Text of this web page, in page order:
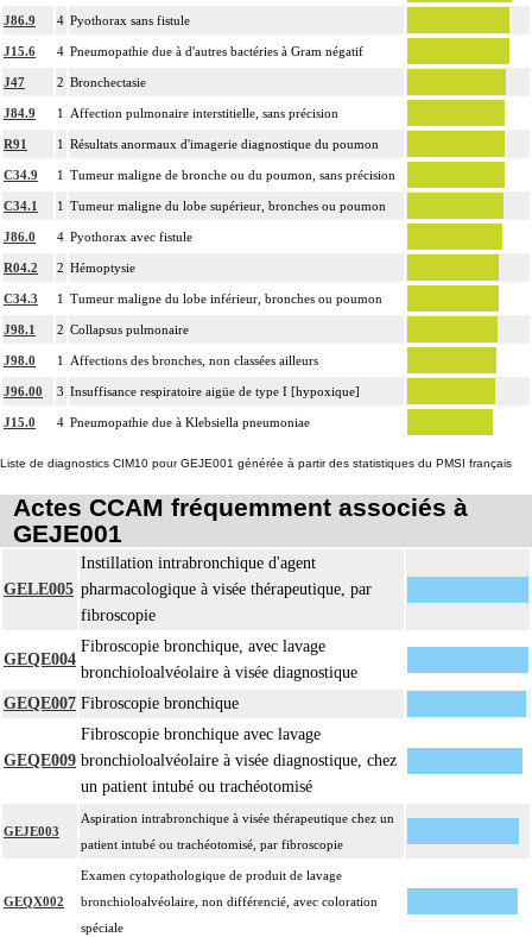
J86.9 4 Pyothorax sans fistule
J15.6 4 Pneumopathie due à d'autres bactéries à Gram négatif
J47 2 Bronchectasie
J84.9 1 Affection pulmonaire interstitielle, sans précision
R91 1 Résultats anormaux d'imagerie diagnostique du poumon
C34.9 1 Tumeur maligne de bronche ou du poumon, sans précision
C34.1 1 Tumeur maligne du lobe supérieur, bronches ou poumon
J86.0 4 Pyothorax avec fistule
R04.2 2 Hémoptysie
C34.3 1 Tumeur maligne du lobe inférieur, bronches ou poumon
J98.1 2 Collapsus pulmonaire
J98.0 1 Affections des bronches, non classées ailleurs
J96.00 3 Insuffisance respiratoire aigüe de type I [hypoxique]
J15.0 4 Pneumopathie due à Klebsiella pneumoniae
Liste de diagnostics CIM10 pour GEJE001 générée à partir des statistiques du PMSI français
Actes CCAM fréquemment associés à
GEJE001
GELE005
Instillation intrabronchique d'agent
pharmacologique à visée thérapeutique, par
fibroscopie
GEQE004
Fibroscopie bronchique, avec lavage
bronchioloalvéolaire à visée diagnostique
GEQE007 Fibroscopie bronchique
GEQE009
Fibroscopie bronchique avec lavage
bronchioloalvéolaire à visée diagnostique, chez
un patient intubé ou trachéotomisé
GEJE003
Aspiration intrabronchique à visée thérapeutique chez un
patient intubé ou trachéotomisé, par fibroscopie
GEQX002
Examen cytopathologique de produit de lavage
bronchioloalvéolaire, non différencié, avec coloration
spéciale